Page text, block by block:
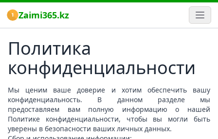
Zaimi365.kz
Политика
конфиденциальности
Мы ценим ваше доверие и хотим обеспечить вашу
конфиденциальность. В данном разделе мы
предоставляем вам полную информацию о нашей
Политике конфиденциальности, чтобы вы могли быть
уверены в безопасности ваших личных данных.